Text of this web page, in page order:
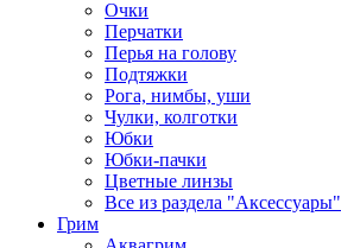
Очки
Перчатки
Перья на голову
Подтяжки
Рога, нимбы, уши
Чулки, колготки
Юбки
Юбки-пачки
Цветные линзы
Все из раздела "Аксессуары"
Грим